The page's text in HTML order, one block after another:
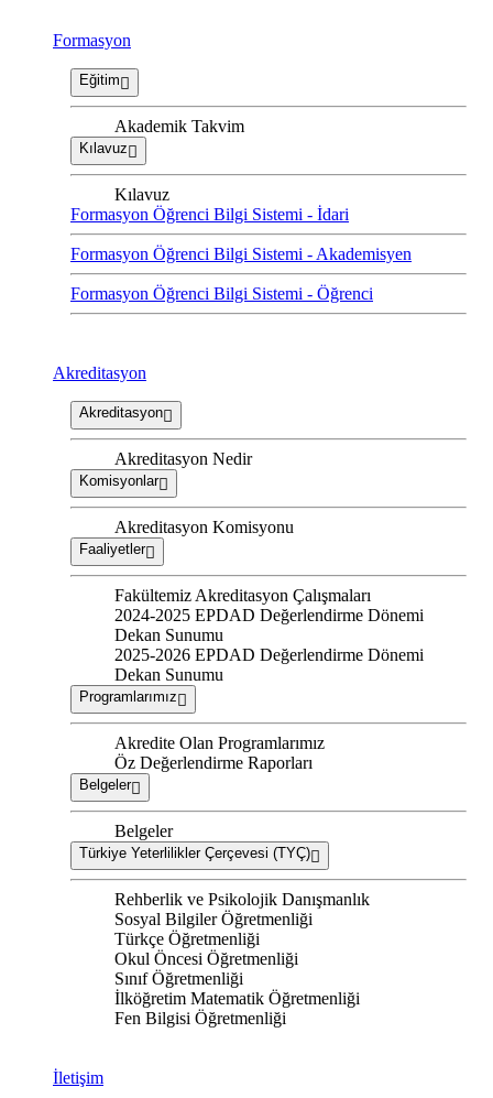
Formasyon
Eğitim
Akademik Takvim
Kılavuz
Kılavuz
Formasyon Öğrenci Bilgi Sistemi - İdari
Formasyon Öğrenci Bilgi Sistemi - Akademisyen
Formasyon Öğrenci Bilgi Sistemi - Öğrenci
Akreditasyon
Akreditasyon
Akreditasyon Nedir
Komisyonlar
Akreditasyon Komisyonu
Faaliyetler
Fakültemiz Akreditasyon Çalışmaları
2024-2025 EPDAD Değerlendirme Dönemi
Dekan Sunumu
2025-2026 EPDAD Değerlendirme Dönemi
Dekan Sunumu
Programlarımız
Akredite Olan Programlarımız
Öz Değerlendirme Raporları
Belgeler
Belgeler
Türkiye Yeterlilikler Çerçevesi (TYÇ)
Rehberlik ve Psikolojik Danışmanlık
Sosyal Bilgiler Öğretmenliği
Türkçe Öğretmenliği
Okul Öncesi Öğretmenliği
Sınıf Öğretmenliği
İlköğretim Matematik Öğretmenliği
Fen Bilgisi Öğretmenliği
İletişim